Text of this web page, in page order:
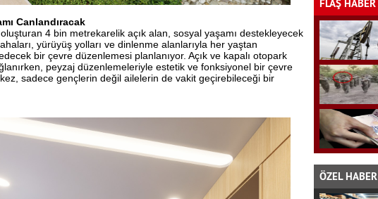
Canlandıracak
4 bin metrekarelik açık alan, sosyal yaşamı destekleyecek
yürüyüş yolları ve dinlenme alanlarıyla her yaştan
bir çevre düzenlemesi planlanıyor. Açık ve kapalı otopark
peyzaj düzenlemeleriyle estetik ve fonksiyonel bir çevre
sadece gençlerin değil ailelerin de vakit geçirebileceği bir
FLAŞ HABER
ÖZEL HABER